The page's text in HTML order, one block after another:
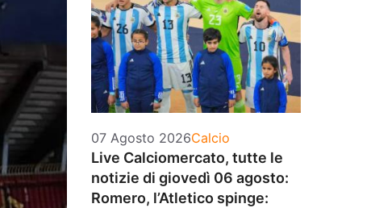
07 Agosto 2026Categorie
Calcio
Live Calciomercato, tutte le
notizie di giovedì 06 agosto:
Romero, l’Atletico spinge: